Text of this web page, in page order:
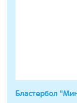
Бластербол